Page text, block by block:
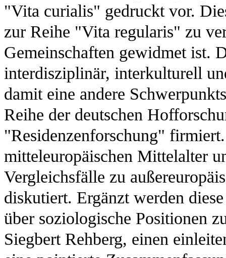
"Vita curialis" gedruckt vor.
zur Reihe "Vita regularis" zu
Gemeinschaften gewidmet ist.
interdisziplinär, interkulturell
damit eine andere
Reihe der deutschen
"Residenzenforschung"
mitteleuropäischen Mittelalter
Vergleichsfälle zu
diskutiert. Ergänzt werden
über soziologische Positionen
Siegbert Rehberg, einen